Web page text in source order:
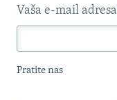
Vaša e-mail adresa
Pratite nas